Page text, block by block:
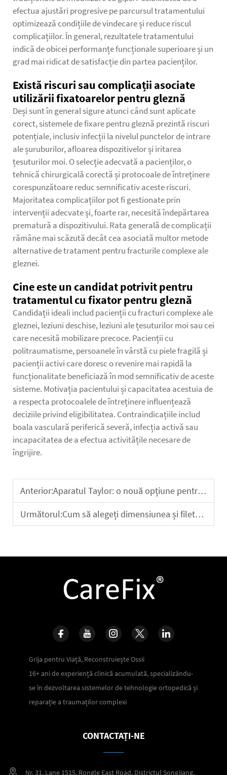
efectua ajustări progresive pe parcursul tratamentului
optimizează condițiile de vindecare și reduce riscul
complicațiilor. În general, rezultatele tratamentului
indică de obicei performanțe funcționale superioare și un
grad mai ridicat de satisfacție din partea pacienților.
Există riscuri sau complicații asociate
utilizării fixatoarelor pentru gleznă
Deși sunt în general sigure atunci când sunt aplicate
corect, sistemele de fixare pentru gleznă prezintă riscuri
potențiale, inclusiv infecții la nivelul punctelor de intrare
ale șuruburilor, afloarea dispozitivelor și iritarea
țesuturilor moi. O selecție adecvată a pacienților, o
tehnică chirurgicală corectă și protocoale de întreținere
corespunzătoare reduc semnificativ aceste riscuri.
Majoritatea complicațiilor pot fi gestionate prin
intervenții adecvate și, foarte rar, necesită îndepărtarea
prematură a dispozitivului. Rata generală de complicații
rămâne mai scăzută decât cea asociată multor metode
alternative de tratament pentru fracturile complexe ale
gleznei.
Cine este un candidat potrivit pentru
tratamentul cu fixator pentru gleznă
Candidații ideali includ pacienții cu fracturi complexe ale
gleznei, leziuni deschise, leziuni ale țesuturilor moi sau cei
care necesită mobilizare precoce. Pacienții cu
politraumatisme, persoanele în vârstă cu piele fragilă și
pacienții activi care doresc o revenire mai rapidă la
funcționalitate beneficiază în mod semnificativ de aceste
sisteme. Motivația pacientului și capacitatea acestuia de
a respecta protocoalele de întreținere influențează
deciziile privind eligibilitatea. Contraindicațiile includ
boala vasculară periferică severă, infecția activă sau
incapacitatea de a efectua activitățile necesare de
îngrijire.
Anterior:Aparatul Taylor: o nouă opțiune pentru tratamentul minim invaziv al reparării fracturilor complexe
Următorul:Cum să alegeți dimensiunea și filetul potrivit pentru șuruburile goale?
Grija pentru Viață, Reconstruiește Ossii
16+ ani de experiență clinică acumulată, specializându-
se în dezvoltarea sistemelor de tehnologie ortopedică și
reparație a traumaților complexi
CONTACTAȚI-NE
Nr. 31, Lane 1515, Rongle East Road, Districtul Songjiang,